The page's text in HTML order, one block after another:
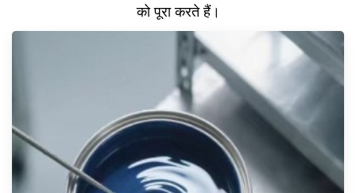
को पूरा करते हैं।